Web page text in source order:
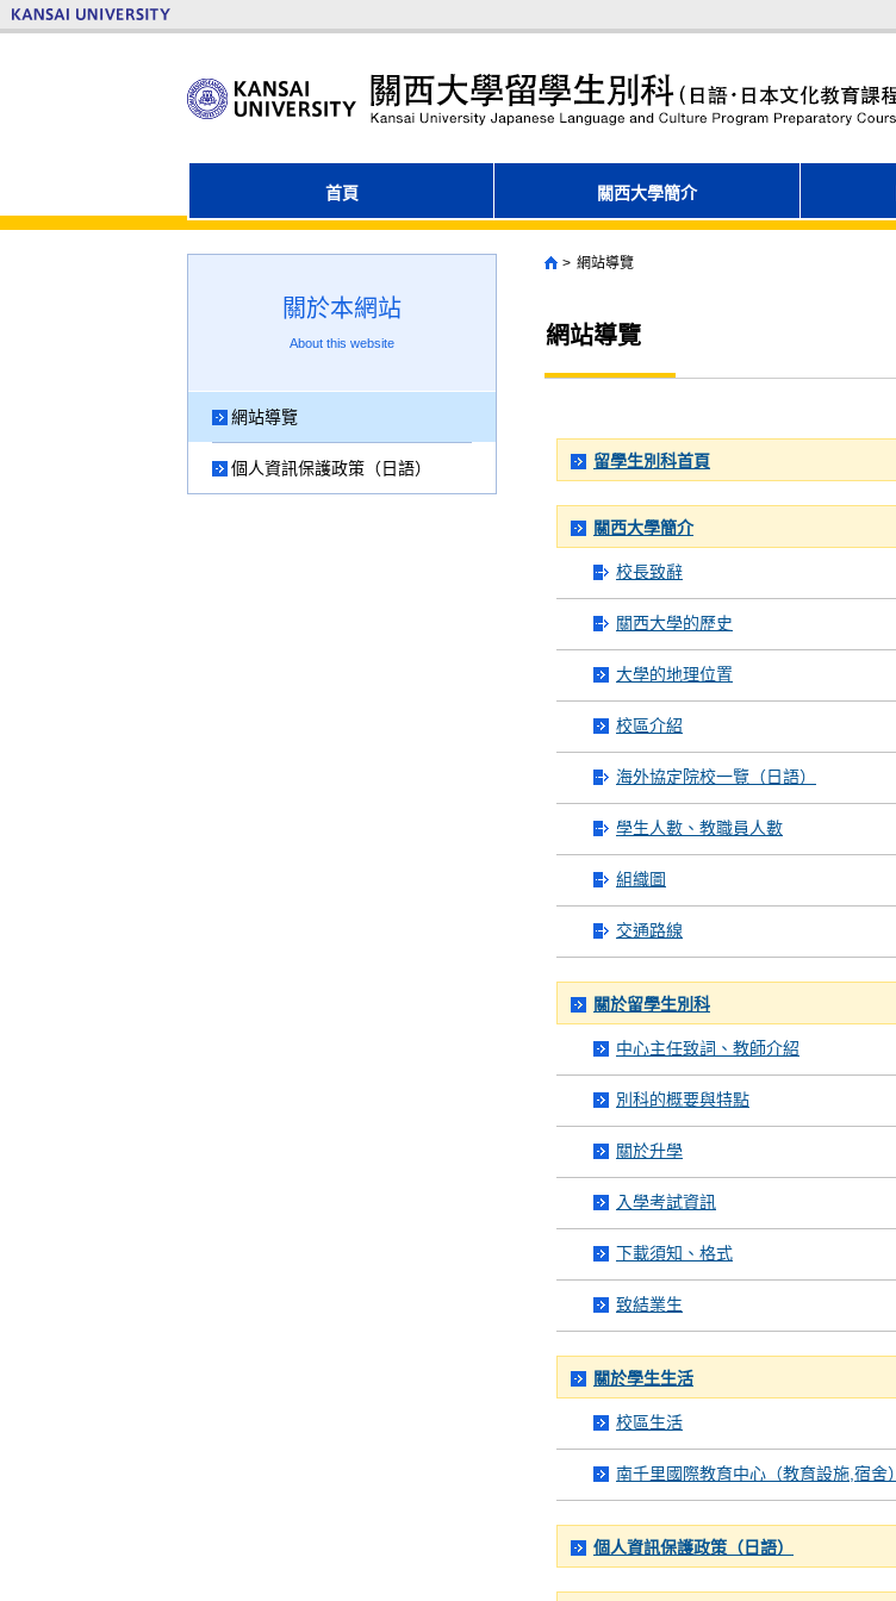
首頁 關西大學簡介
關於本網站
About this website
網站導覽
個人資訊保護政策（日語）
首頁
網站導覽
網站導覽
留學生別科首頁
關西大學簡介
校長致辭
關西大學的歷史
大學的地理位置
校區介紹
海外協定院校一覽（日語）
學生人數、教職員人數
組織圖
交通路線
關於留學生別科
中心主任致詞、教師介紹
別科的概要與特點
關於升學
入學考試資訊
下載須知、格式
致結業生
關於學生生活
校區生活
南千里國際教育中心（教育設施,宿舍）
個人資訊保護政策（日語）